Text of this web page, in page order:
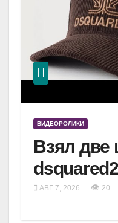
ВИДЕОРОЛИКИ
Взял две
dsquared2
АВГ 7, 2026 👁 20